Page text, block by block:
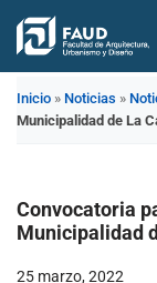
Saltar
contenido
Inicio » Noticias »
Municipalidad de La
Convocatoria
Municipalidad
25 marzo, 2022